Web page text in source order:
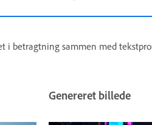
i betragtning sammen med
Genereret billede